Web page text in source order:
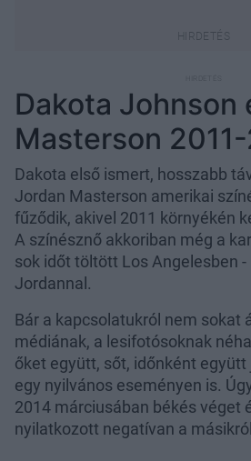
Dakota Johnson
Masterson
Dakota első ismert, hosszabb
Jordan Masterson amerikai
fűződik, akivel 2011 környékén
A színésznő akkoriban még a
sok időt töltött Los Angelesben
Jordannal.
Bár a kapcsolatukról nem sokat
médiának, a lesifotósoknak
őket együtt, sőt, időnként
egy nyilvános eseményen is.
2014 márciusában békés véget
nyilatkozott negatívan a